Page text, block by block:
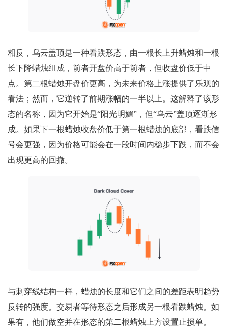
相反，乌云盖顶是一种看跌形态，由一根长上升蜡烛和一根
长下降蜡烛组成，前者开盘价高于前者，但收盘价低于中
点。第二根蜡烛开盘价更高，为未来价格上涨提供了乐观的
看法；然而，它逆转了前期涨幅的一半以上。这解释了该形
态的名称，因为它开始是“阳光明媚”，但“乌云”盖顶逐渐形
成。如果下一根蜡烛收盘价低于第一根蜡烛的底部，看跌信
号会更强，因为价格可能会在一段时间内稳步下跌，而不会
出现更高的回撤。
与刺穿线结构一样，蜡烛的长度和它们之间的差距表明趋势
反转的强度。交易者等待形态之后形成另一根看跌蜡烛。如
果有，他们做空并在形态的第二根蜡烛上方设置止损单。